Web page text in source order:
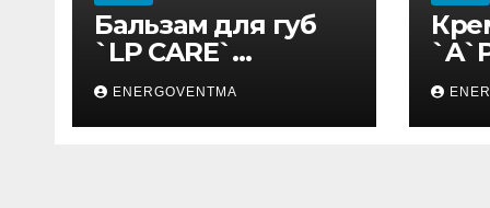
Бальзам для губ
`LP CARE`
Виноград с
обвесом 10 мл
ENERGOVENTMA
мл